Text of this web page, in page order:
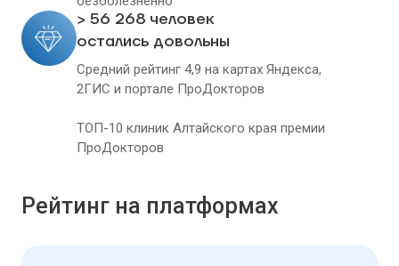
> 56 268 человек
остались довольны
Средний рейтинг 4,9 на картах Яндекса,
2ГИС и портале ПроДокторов
ТОП-10 клиник Алтайского края премии
ПроДокторов
Рейтинг на платформах